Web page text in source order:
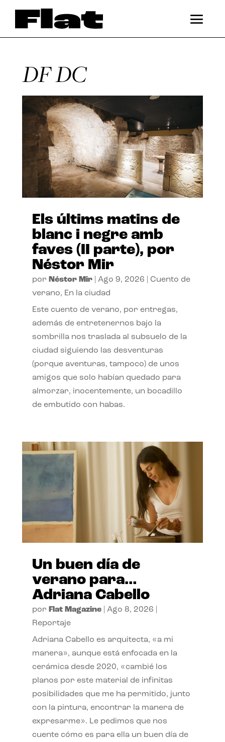
DF DC
Els últims matins de
blanc i negre amb
faves (II parte), por
Néstor Mir
por Néstor Mir| Ago 9, 2026
Cuento de
verano, En la ciudad
Este cuento de verano, por entregas,
además de entretenernos bajo la
sombrilla nos traslada al subsuelo de la
ciudad siguiendo las desventuras
(porque aventuras, tampoco) de unos
amigos que solo habían quedado para
almorzar, inocentemente, un bocadillo
de embutido con habas.
Un buen día de
verano para…
Adriana Cabello
por Flat Magazine| Ago 8, 2026
Reportaje
Adriana Cabello es arquitecta, «a mi
manera», aunque está enfocada en la
cerámica desde 2020, «cambié los
planos por este material de infinitas
posibilidades que me ha permitido, junto
con la pintura, encontrar la manera de
expresarme». Le pedimos que nos
cuente cómo es para ella un buen día de